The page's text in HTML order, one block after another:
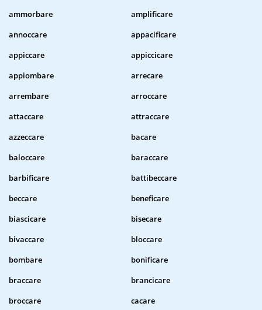
ammorbare
amplificare
annoccare
appacificare
appiccare
appiccicare
appiombare
arrecare
arrembare
arroccare
attaccare
attraccare
azzeccare
bacare
baloccare
baraccare
barbificare
battibeccare
beccare
beneficare
biascicare
bisecare
bivaccare
bloccare
bombare
bonificare
braccare
brancicare
broccare
cacare